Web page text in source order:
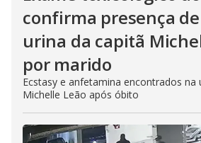
confirma presença
urina da capitã
por marido
Ecstasy e anfetamina encontrados na
Michelle Leão após óbito